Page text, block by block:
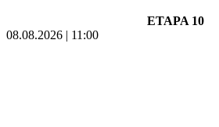
ETAPA 10
08.08.2026 | 11:00